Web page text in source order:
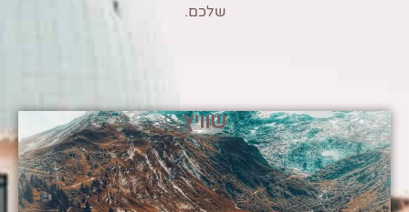
שלכם.
שוויץ